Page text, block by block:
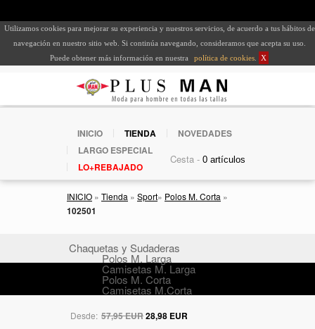
Utilizamos cookies para mejorar su experiencia y nuestros servicios, de acuerdo a tus hábitos de
navegación en nuestro sitio web. Si continúa navegando, consideramos que acepta su uso.
Puede obtener más información en nuestra
política de cookies X
INICIO TIENDA
NOVEDADES
LARGO ESPECIAL
LO+REBAJADO
Cesta -
INICIO » Tienda » Sport» Polos M. Corta »
102501
Chaquetas y Sudaderas
Polos M. Larga
Camisetas M. Larga
Polos M. Corta
Camisetas M.Corta
Desde: 57,95 EUR28,98 EUR